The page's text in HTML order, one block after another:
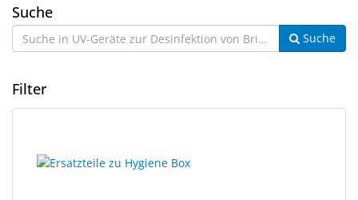
NEU
Werkstatt
Sport
UV-
Geräte
zur
Desinfektion
von
Suche
Suche
Filter
Ergebnisse
gerendert.